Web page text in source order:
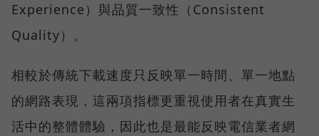
Experience）與品質一致性（Consistent
Quality）。
相較於傳統下載速度只反映單一時間、單一地點
的網路表現，這兩項指標更重視使用者在真實生
活中的整體體驗，因此也是最能反映電信業者網